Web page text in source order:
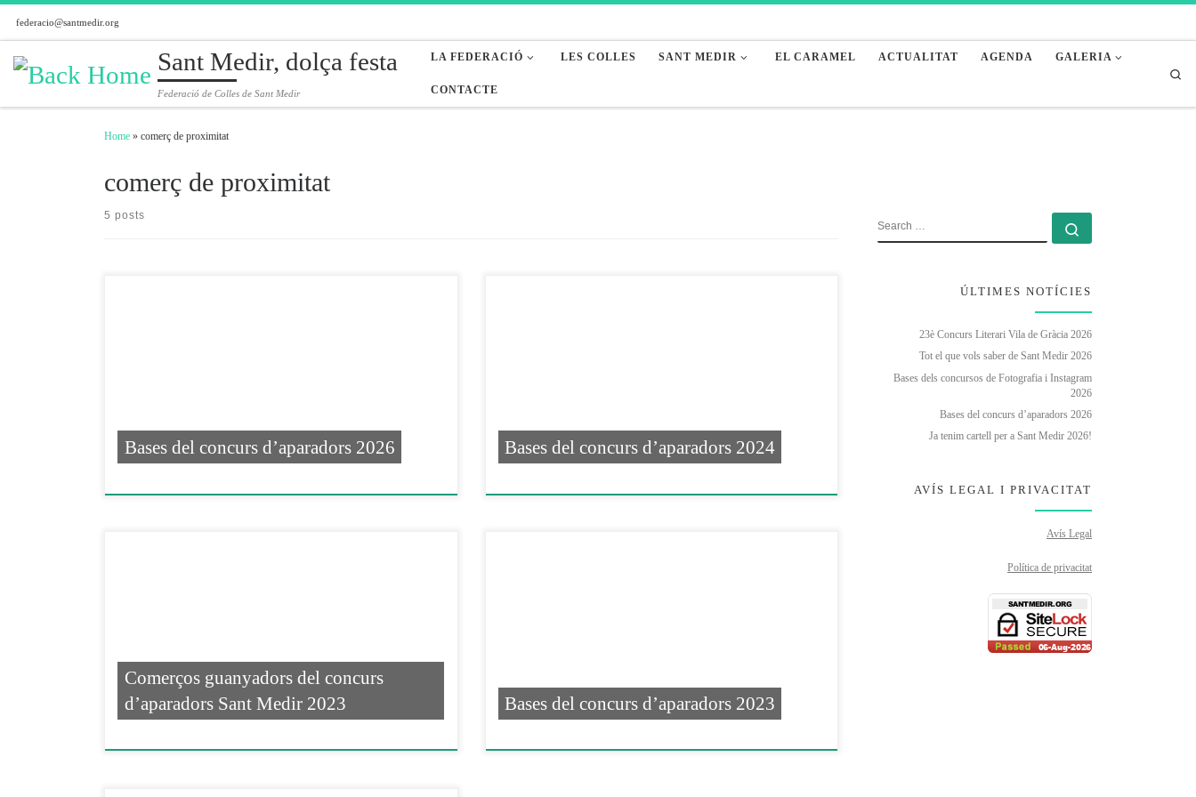
Skip to content
federacio@santmedir.org
Sant Medir, dolça festa
Federació de Colles de Sant Medir
LA FEDERACIÓ LES COLLES SANT MEDIR EL CARAMEL ACTUALITAT AGENDA GALERIA
CONTACTE
Home » comerç de proximitat
comerç de proximitat
5 posts
Bases del concurs d’aparadors 2026 Bases del concurs d’aparadors 2024
Comerços guanyadors del concurs
d’aparadors Sant Medir 2023
Bases del concurs d’aparadors 2023
ÚLTIMES NOTÍCIES
23è Concurs Literari Vila de Gràcia 2026
Tot el que vols saber de Sant Medir 2026
Bases dels concursos de Fotografia i Instagram
2026
Bases del concurs d’aparadors 2026
Ja tenim cartell per a Sant Medir 2026!
AVÍS LEGAL I PRIVACITAT
Avís Legal
Política de privacitat